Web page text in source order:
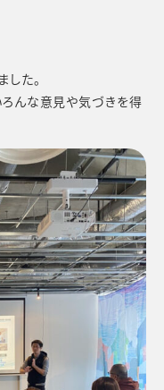
た。
んな意見や気づきを得